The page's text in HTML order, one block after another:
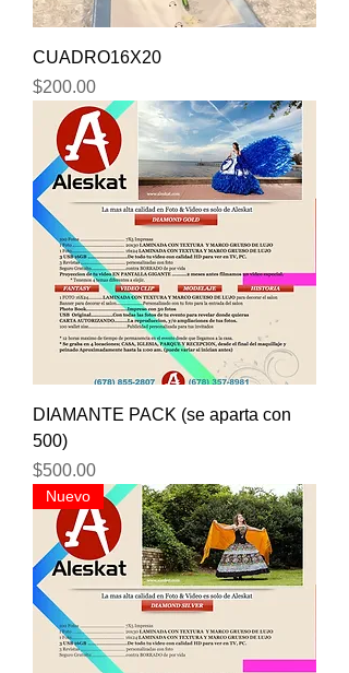
CUADRO16X20
Price
$200.00
DIAMANTE PACK (se aparta con
500)
Price
$500.00
Nuevo